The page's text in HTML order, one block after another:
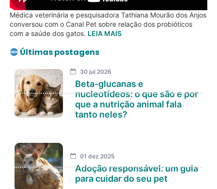
Médica veterinária e pesquisadora Tathiana Mourão dos Anjos
conversou com o Canal Pet sobre relação dos probióticos
com a saúde dos gatos. LEIA MAIS
Últimas postagens
30 jul 2026
Beta-glucanas e
nucleotídeos: o que são e por
que a nutrição animal fala
tanto neles?
01 dez 2025
Adoção responsável: um guia
para cuidar do seu pet